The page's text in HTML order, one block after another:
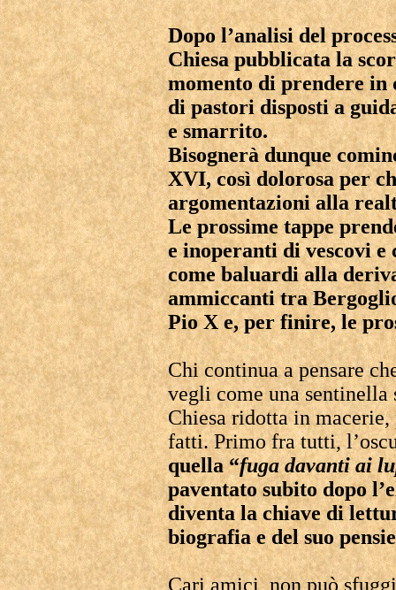
Dopo l’analisi del
Chiesa pubblicata la
momento di prendere in
di pastori disposti a
e smarrito.
Bisognerà dunque
XVI, così dolorosa per
argomentazioni alla
Le prossime tappe
e inoperanti di vescovi
come baluardi alla
ammiccanti tra
Pio X e, per finire, le
Chi continua a pensare
vegli come una
Chiesa ridotta in
fatti. Primo fra tutti,
quella “fuga davanti ai
paventato subito dopo
diventa la chiave di
biografia e del suo
Cari amici, non può